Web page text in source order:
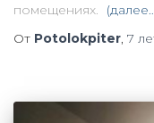
помещениях.
От Potolokpiter, 7